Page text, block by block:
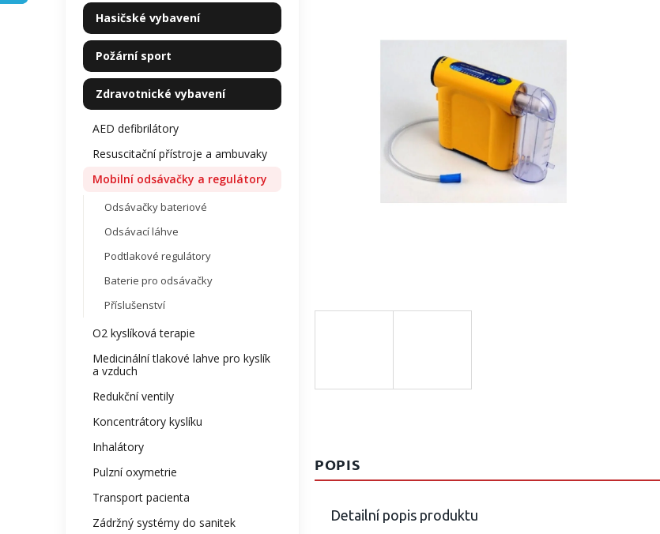
kategorie
Hasičské vybavení
Požární sport
Zdravotnické vybavení
AED defibrilátory
Resuscitační přístroje a ambuvaky
Mobilní odsávačky a regulátory
Odsávačky bateriové
Odsávací láhve
Podtlakové regulátory
Baterie pro odsávačky
Příslušenství
O2 kyslíková terapie
Medicinální tlakové lahve pro kyslík
a vzduch
Redukční ventily
Koncentrátory kyslíku
Inhalátory
Pulzní oxymetrie
Transport pacienta
Zádržný systémy do sanitek
POPIS
Detailní popis produktu